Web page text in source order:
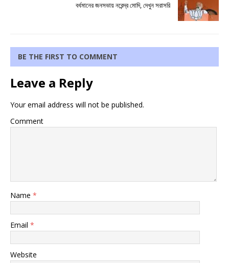
বর্ধমানের জনসভায় নরেন্দ্র মোদি, দেখুন সরাসরি
BE THE FIRST TO COMMENT
Leave a Reply
Your email address will not be published.
Comment
Name *
Email *
Website